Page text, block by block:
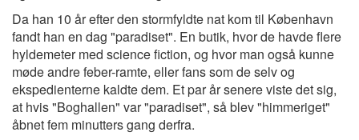
Da han 10 år efter den stormfyldte nat kom til København
fandt han en dag "paradiset". En butik, hvor de havde flere
hyldemeter med science fiction, og hvor man også kunne
møde andre feber-ramte, eller fans som de selv og
ekspedienterne kaldte dem. Et par år senere viste det sig,
at hvis "Boghallen" var "paradiset", så blev "himmeriget"
åbnet fem minutters gang derfra.